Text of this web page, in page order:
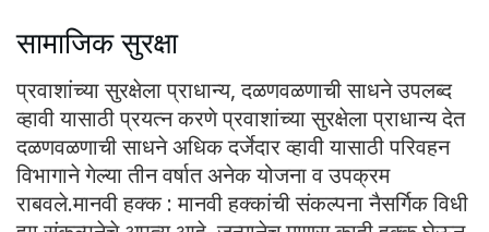
सामाजिक सुरक्षा
प्रवाशांच्या सुरक्षेला प्राधान्य, दळणवळणाची साधने उपलब्द
व्हावी यासाठी प्रयत्न करणे प्रवाशांच्या सुरक्षेला प्राधान्य देत
दळणवळणाची साधने अधिक दर्जेदार व्हावी यासाठी परिवहन
विभागाने गेल्या तीन वर्षात अनेक योजना व उपक्रम
राबवले.मानवी हक्क : मानवी हक्कांची संकल्पना नैसर्गिक विधी